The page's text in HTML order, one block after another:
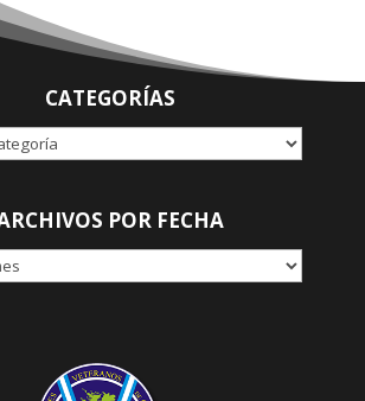
CATEGORÍAS
POR FECHA